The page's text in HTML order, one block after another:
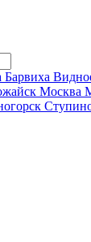
Барвиха
Москва